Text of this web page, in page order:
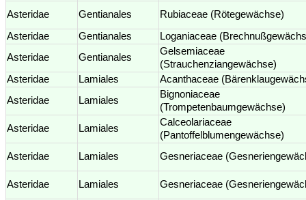
Asteridae Gentianales
Rubiaceae (Rötegewächse)
Asteridae
Gentianales
Loganiaceae
Asteridae
Gentianales
Gelsemiaceae
(Strauchenziangewächse)
Asteridae
Lamiales
Acanthaceae
Asteridae
Lamiales
Bignoniaceae
(Trompetenbaumgewächse)
Asteridae
Lamiales
Calceolariaceae
(Pantoffelblumengewächse)
Asteridae
Lamiales Gesneriaceae
Asteridae Lamiales
Gesneriaceae